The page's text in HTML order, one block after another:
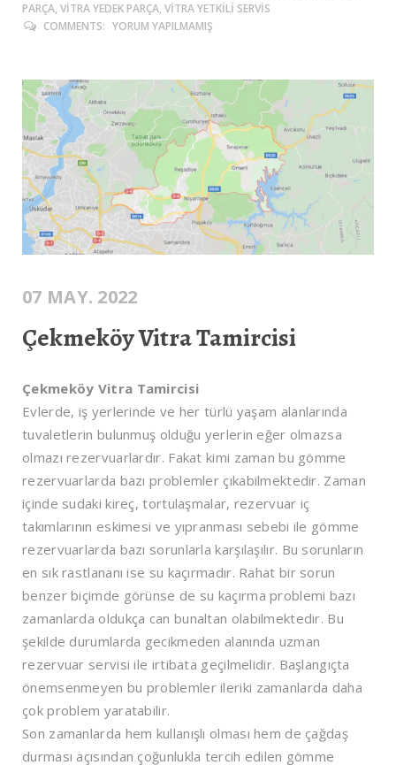
PARÇA, VITRA YEDEK PARÇA, VITRA YETKILI SERVIS
COMMENTS: YORUM YAPILMAMIŞ
07 MAY. 2022
Çekmeköy Vitra Tamircisi
Çekmeköy Vitra Tamircisi
Evlerde, iş yerlerinde ve her türlü yaşam alanlarında
tuvaletlerin bulunmuş olduğu yerlerin eğer olmazsa
olmazı rezervuarlardır. Fakat kimi zaman bu gömme
rezervuarlarda bazı problemler çıkabilmektedir. Zaman
içinde sudaki kireç, tortulaşmalar, rezervuar iç
takımlarının eskimesi ve yıpranması sebebi ile gömme
rezervuarlarda bazı sorunlarla karşılaşılır. Bu sorunların
en sık rastlananı ise su kaçırmadır. Rahat bir sorun
benzer biçimde görünse de su kaçırma problemi bazı
zamanlarda oldukça can bunaltan olabilmektedir. Bu
şekilde durumlarda gecikmeden alanında uzman
rezervuar servisi ile irtibata geçilmelidir. Başlangıçta
önemsenmeyen bu problemler ileriki zamanlarda daha
çok problem yaratabilir.
Son zamanlarda hem kullanışlı olması hem de çağdaş
durması açısından çoğunlukla tercih edilen gömme